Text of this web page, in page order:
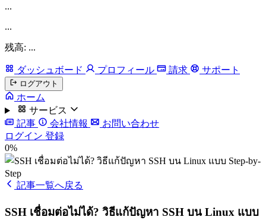
...
...
残高: ...
ダッシュボード プロフィール 請求 サポート
ログアウト
ホーム
サービス
記事
会社情報
お問い合わせ
ログイン 登録
0%
記事一覧へ戻る
SSH เชื่อมต่อไม่ได้? วิธีแก้ปัญหา SSH บน Linux แบบ